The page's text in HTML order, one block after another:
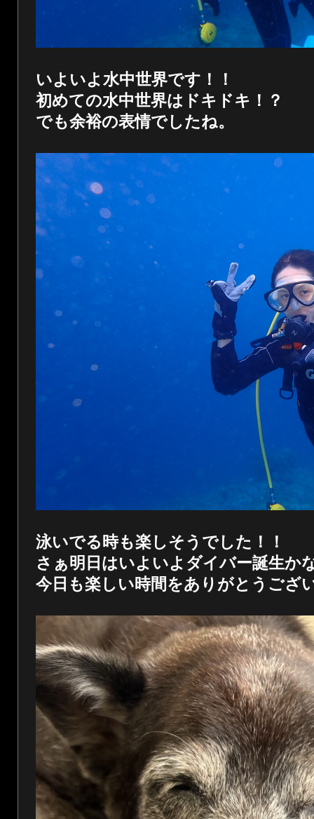
いよいよ水中世界です！！
初めての水中世界はドキドキ！？
でも余裕の表情でしたね。
泳いでる時も楽しそうでした！！
さぁ明日はいよいよダイバー誕生か
今日も楽しい時間をありがとうござ